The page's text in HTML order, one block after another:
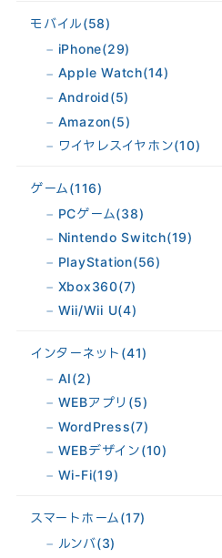
モバイル(58)
iPhone(29)
Apple Watch(14)
Android(5)
Amazon(5)
ワイヤレスイヤホン(10)
ゲーム(116)
PCゲーム(38)
Nintendo Switch(19)
PlayStation(56)
Xbox360(7)
Wii/Wii U(4)
インターネット (41)
AI(2)
WEBアプリ (5)
WordPress(7)
WEBデザイン(10)
Wi-Fi(19)
スマートホーム(17)
ルンバ(3)